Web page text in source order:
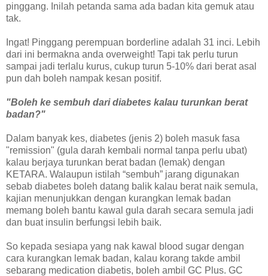
pinggang. Inilah petanda sama ada badan kita gemuk atau
tak.
Ingat! Pinggang perempuan borderline adalah 31 inci. Lebih
dari ini bermakna anda overweight! Tapi tak perlu turun
sampai jadi terlalu kurus, cukup turun 5-10% dari berat asal
pun dah boleh nampak kesan positif.
"Boleh ke sembuh dari diabetes kalau turunkan berat
badan?"
Dalam banyak kes, diabetes (jenis 2) boleh masuk fasa
"remission" (gula darah kembali normal tanpa perlu ubat)
kalau berjaya turunkan berat badan (lemak) dengan
KETARA. Walaupun istilah “sembuh” jarang digunakan
sebab diabetes boleh datang balik kalau berat naik semula,
kajian menunjukkan dengan kurangkan lemak badan
memang boleh bantu kawal gula darah secara semula jadi
dan buat insulin berfungsi lebih baik.
So kepada sesiapa yang nak kawal blood sugar dengan
cara kurangkan lemak badan, kalau korang takde ambil
sebarang medication diabetis, boleh ambil GC Plus. GC